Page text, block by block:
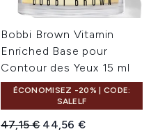
Bobbi Brown Vitamin
Enriched Base pour
Contour des Yeux 15 ml
ÉCONOMISEZ -20% | CODE:
SALELF
Prix de vente :
47,15 € Prix ​​actuel :
44,56 €